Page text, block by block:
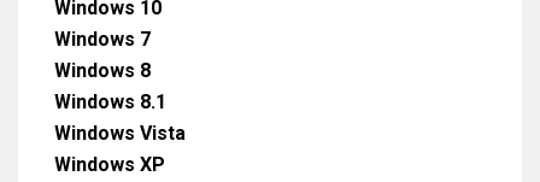
Windows 10
Windows 7
Windows 8
Windows 8.1
Windows Vista
Windows XP